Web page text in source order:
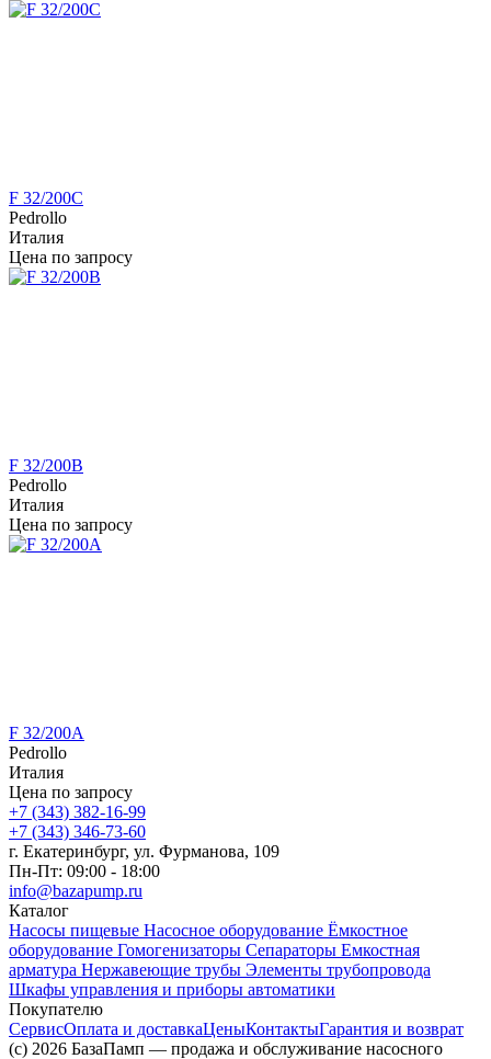
F 32/200C
Pedrollo
Италия
Цена по запросу
F 32/200B
Pedrollo
Италия
Цена по запросу
F 32/200A
Pedrollo
Италия
Цена по запросу
+7 (343) 382-16-99
+7 (343) 346-73-‬60
г. Екатеринбург, ул. Фурманова, 109
Пн-Пт: 09:00 - 18:00
info@bazapump.ru
Каталог
Насосы пищевые Насосное оборудование Ёмкостное
оборудование Гомогенизаторы Сепараторы Емкостная
арматура Нержавеющие трубы Элементы трубопровода
Шкафы управления и приборы автоматики
Покупателю
СервисОплата и доставкаЦеныКонтактыГарантия и возврат
(c) 2026 БазаПамп — продажа и обслуживание насосного